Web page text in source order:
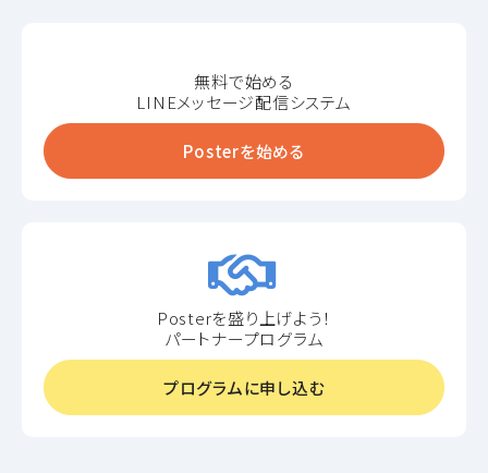
無料で始める
LINEメッセージ配信システム
Posterを始める
Posterを盛り上げよう！
パートナープログラム
プログラムに申し込む